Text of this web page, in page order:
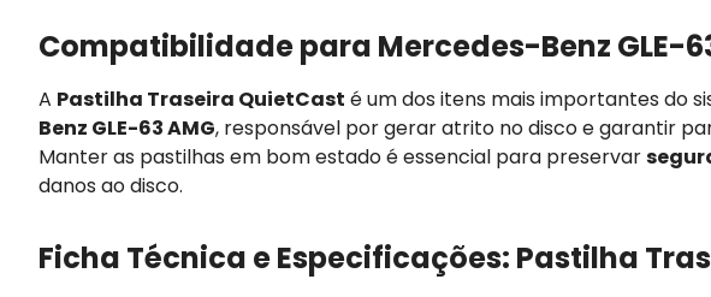
Compatibilidade para Mercedes-Benz GLE-
A Pastilha Traseira QuietCast é um dos itens mais importantes do
Benz GLE-63 AMG, responsável por gerar atrito no disco e garantir
Manter as pastilhas em bom estado é essencial para preservar
danos ao disco.
Ficha Técnica e Especificações: Pastilha